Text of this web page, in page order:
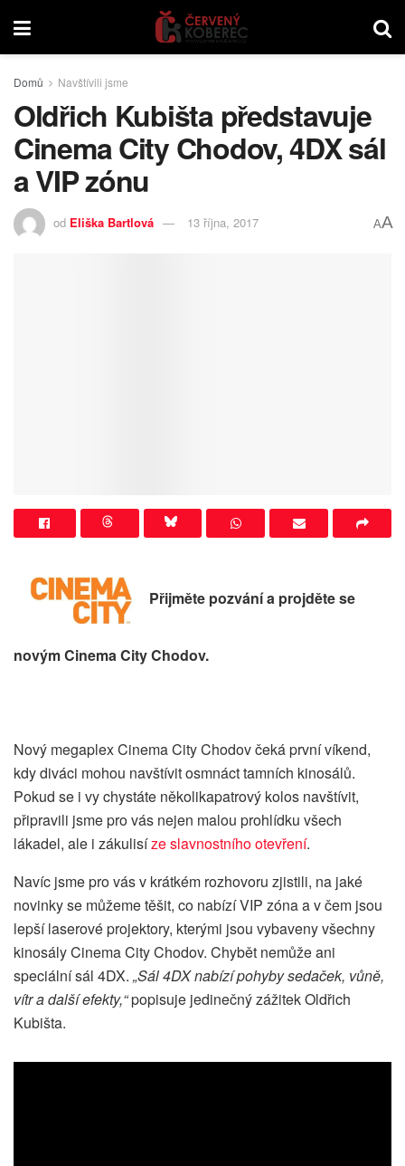
Domů Navštívili jsme
Oldřich Kubišta představuje
Cinema City Chodov, 4DX sál
a VIP zónu
od Eliška Bartlová 13 října, 2017 AA
Přijměte pozvání a projděte se
novým Cinema City Chodov.
Nový megaplex Cinema City Chodov čeká první víkend,
kdy diváci mohou navštívit osmnáct tamních kinosálů.
Pokud se i vy chystáte několikapatrový kolos navštívit,
připravili jsme pro vás nejen malou prohlídku všech
lákadel, ale i zákulisíze slavnostního otevření.
Navíc jsme pro vás v krátkém rozhovoru zjistili, na jaké
novinky se můžeme těšit, co nabízí VIP zóna a v čem jsou
lepší laserové projektory, kterými jsou vybaveny všechny
kinosály Cinema City Chodov. Chybět nemůže ani
speciální sál 4DX. „Sál 4DX nabízí pohyby sedaček, vůně,
vítr a další efekty,“popisuje jedinečný zážitek Oldřich
Kubišta.